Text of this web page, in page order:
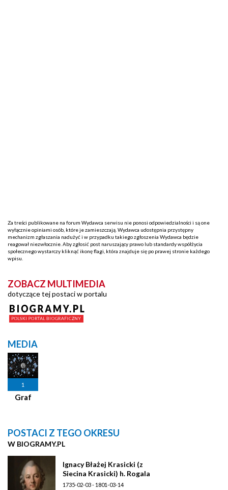
Za treści publikowane na forum Wydawca serwisu nie ponosi odpowiedzialności i są one
wyłącznie opiniami osób, które je zamieszczają. Wydawca udostępnia przystępny
mechanizm zgłaszania nadużyć i w przypadku takiego zgłoszenia Wydawca będzie
reagował niezwłocznie. Aby zgłosić post naruszający prawo lub standardy współżycia
społecznego wystarczy kliknąć ikonę flagi, która znajduje się po prawej stronie każdego
wpisu.
ZOBACZ MULTIMEDIA
dotyczące tej postaci w portalu
MEDIA
1
Graf
POSTACI Z TEGO OKRESU
W BIOGRAMY.PL
Ignacy Błażej Krasicki (z
Siecina Krasicki) h. Rogala
1735-02-03 - 1801-03-14